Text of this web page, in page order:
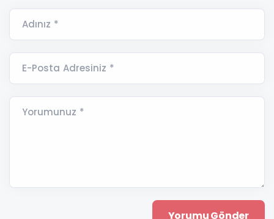
Adınız *
E-Posta Adresiniz *
Yorumunuz *